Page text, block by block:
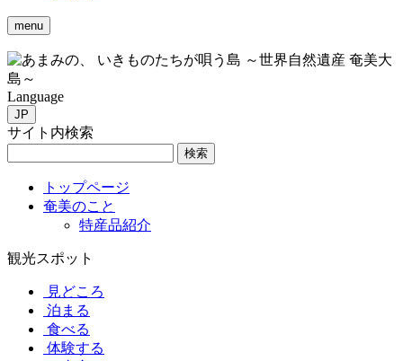
menu
いきものたちが唄う島 ～世界自然遺産 奄美大
島～
Language
JP
サイト内検索
検索
トップページ
奄美のこと
特産品紹介
観光スポット
見どころ
泊まる
食べる
体験する